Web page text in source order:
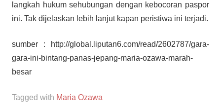
langkah hukum sehubungan dengan kebocoran paspor
ini. Tak dijelaskan lebih lanjut kapan peristiwa ini terjadi.
sumber : http://global.liputan6.com/read/2602787/gara-
gara-ini-bintang-panas-jepang-maria-ozawa-marah-
besar
Tagged with Maria Ozawa